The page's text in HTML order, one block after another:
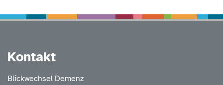
Service
Kontakt
Blickwechsel Demenz